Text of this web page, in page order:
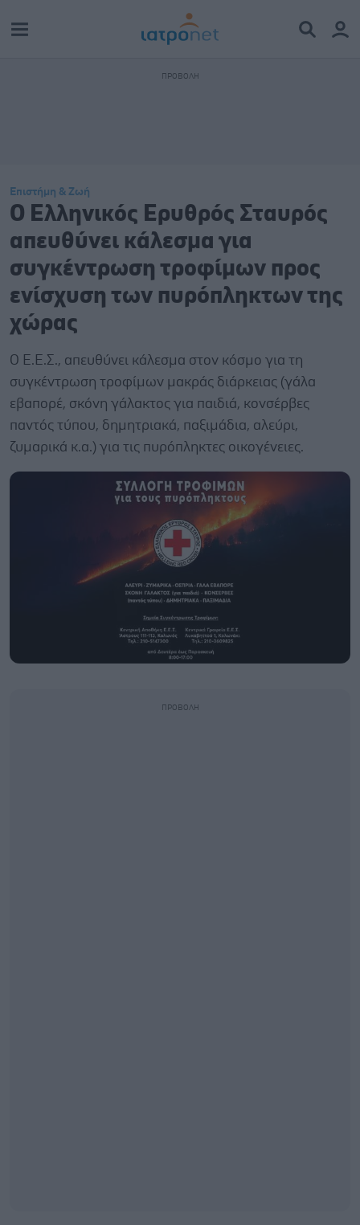
Επιστήμη & Ζωή
Ο Ελληνικός Ερυθρός Σταυρός
απευθύνει κάλεσμα για
συγκέντρωση τροφίμων προς
ενίσχυση των πυρόπληκτων της
χώρας
O Ε.Ε.Σ., απευθύνει κάλεσμα στον κόσμο για τη
συγκέντρωση τροφίμων μακράς διάρκειας (γάλα
εβαπορέ, σκόνη γάλακτος για παιδιά, κονσέρβες
παντός τύπου, δημητριακά, παξιμάδια, αλεύρι,
ζυμαρικά κ.α.) για τις πυρόπληκτες οικογένειες.